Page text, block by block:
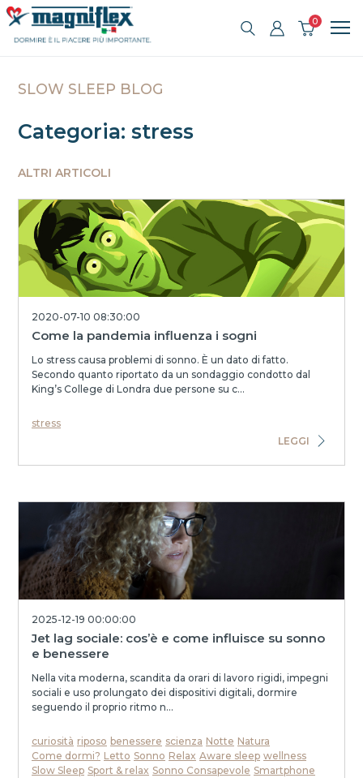
0
SLOW SLEEP BLOG
Categoria: stress
ALTRI ARTICOLI
2020-07-10 08:30:00
Come la pandemia influenza i sogni
Lo stress causa problemi di sonno. È un dato di fatto.
Secondo quanto riportato da un sondaggio condotto dal
King’s College di Londra due persone su c...
stress
LEGGI
2025-12-19 00:00:00
Jet lag sociale: cos’è e come influisce su sonno
e benessere
Nella vita moderna, scandita da orari di lavoro rigidi, impegni
sociali e uso prolungato dei dispositivi digitali, dormire
seguendo il proprio ritmo n...
curiosità riposo benessere scienza Notte Natura
Come dormi? Letto Sonno Relax Aware sleep wellness
Slow Sleep Sport & relax Sonno Consapevole Smartphone